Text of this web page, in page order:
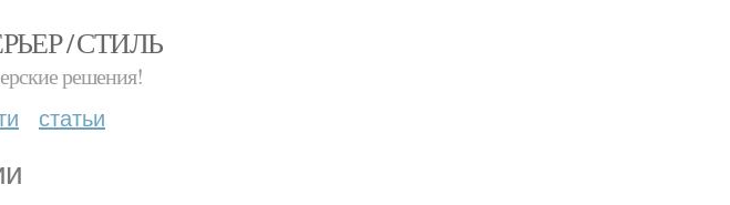
/ СТИЛЬ
решения!
статьи